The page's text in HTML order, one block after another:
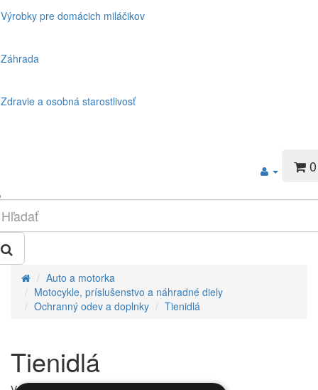
Výrobky pre domácich miláčikov
Záhrada
Zdravie a osobná starostlivosť
0
Auto a motorka
Motocykle, príslušenstvo a náhradné diely
Ochranný odev a doplnky
Tienidlá
Tienidlá